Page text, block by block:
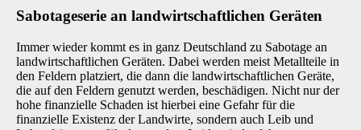
Sabotageserie an landwirtschaftlichen Geräten
Immer wieder kommt es in ganz Deutschland zu Sabotage an
landwirtschaftlichen Geräten. Dabei werden meist Metallteile in
den Feldern platziert, die dann die landwirtschaftlichen Geräte,
die auf den Feldern genutzt werden, beschädigen. Nicht nur der
hohe finanzielle Schaden ist hierbei eine Gefahr für die
finanzielle Existenz der Landwirte, sondern auch Leib und